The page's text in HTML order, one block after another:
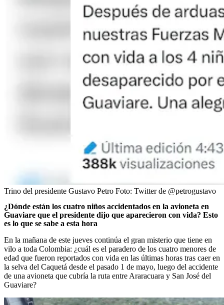
Trino del presidente Gustavo Petro Foto: Twitter de @petrogustavo
¿Dónde están los cuatro niños accidentados en la avioneta en
Guaviare que el presidente dijo que aparecieron con vida? Esto
es lo que se sabe a esta hora
En la mañana de este jueves continúa el gran misterio que tiene en
vilo a toda Colombia: ¿cuál es el paradero de los cuatro menores de
edad que fueron reportados con vida en las últimas horas tras caer en
la selva del Caquetá desde el pasado 1 de mayo, luego del accidente
de una avioneta que cubría la ruta entre Araracuara y San José del
Guaviare?